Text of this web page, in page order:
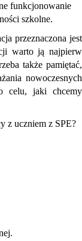
funkcjonowanie
szkolne.
przeznaczona jest
warto ją najpierw
także pamiętać,
nowoczesnych
celu, jaki chcemy
z uczniem z SPE?